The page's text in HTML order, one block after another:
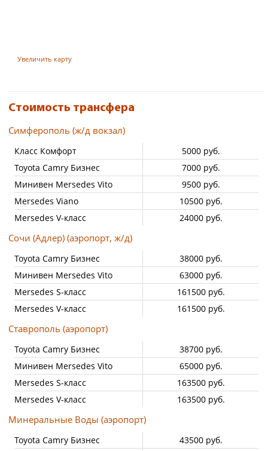
Увеличить карту
Стоимость трансфера
Симферополь (ж/д вокзал)
Класс Комфорт
5000 руб.
Toyota Camry Бизнес
7000 руб.
Минивен Mersedes Vito
9500 руб.
Mersedes Viano
10500 руб.
Mersedes V-класс
24000 руб.
Сочи (Адлер) (аэропорт, ж/д)
Toyota Camry Бизнес
38000 руб.
Минивен Mersedes Vito
63000 руб.
Mersedes S-класс
161500 руб.
Mersedes V-класс
161500 руб.
Ставрополь (аэропорт)
Toyota Camry Бизнес
38700 руб.
Минивен Mersedes Vito
65000 руб.
Mersedes S-класс
163500 руб.
Mersedes V-класс
163500 руб.
Минеральные Воды (аэропорт)
Toyota Camry Бизнес
43500 руб.